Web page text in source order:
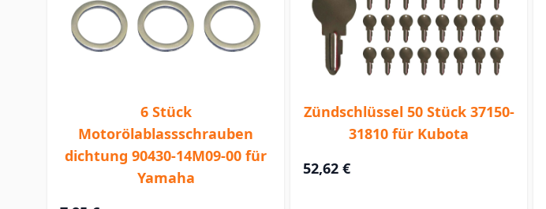
6 Stück
Motorölablassschrauben
dichtung 90430-14M09-00 für
Yamaha
Zündschlüssel 50 Stück 37150-
31810 für Kubota
52,62 €